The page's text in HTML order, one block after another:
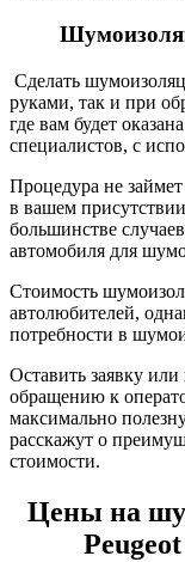
Сделать
руками, так и при
где вам будет
специалистов, с
Процедура не
в вашем
большинстве
автомобиля для
Стоимость
автолюбителей,
потребности в
Оставить заявку
обращению к
максимально
расскажут о
стоимости.
Цены на